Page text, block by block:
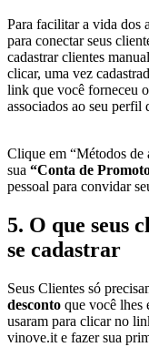
Para facilitar a vida dos
para conectar seus
cadastrar clientes
clicar, uma vez
link que você forneceu
associados ao seu perfil
Clique em “Métodos de
sua “Conta de
pessoal para convidar
5. O que seus
se cadastrar
Seus Clientes só
desconto que você lhes
usaram para clicar no
vinove.it e fazer sua